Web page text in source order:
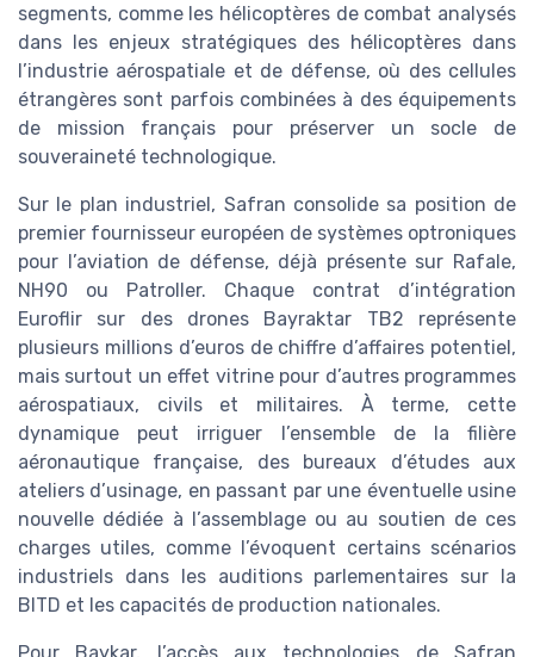
segments, comme les hélicoptères de combat analysés
dans les enjeux stratégiques des hélicoptères dans
l’industrie aérospatiale et de défense, où des cellules
étrangères sont parfois combinées à des équipements
de mission français pour préserver un socle de
souveraineté technologique.
Sur le plan industriel, Safran consolide sa position de
premier fournisseur européen de systèmes optroniques
pour l’aviation de défense, déjà présente sur Rafale,
NH90 ou Patroller. Chaque contrat d’intégration
Euroflir sur des drones Bayraktar TB2 représente
plusieurs millions d’euros de chiffre d’affaires potentiel,
mais surtout un effet vitrine pour d’autres programmes
aérospatiaux, civils et militaires. À terme, cette
dynamique peut irriguer l’ensemble de la filière
aéronautique française, des bureaux d’études aux
ateliers d’usinage, en passant par une éventuelle usine
nouvelle dédiée à l’assemblage ou au soutien de ces
charges utiles, comme l’évoquent certains scénarios
industriels dans les auditions parlementaires sur la
BITD et les capacités de production nationales.